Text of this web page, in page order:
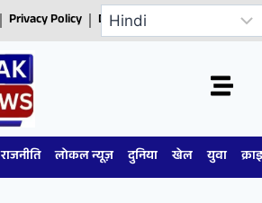
Privacy Policy Disclaimer
राजनीति लोकल न्यूज़ दुनिया खेल युवा